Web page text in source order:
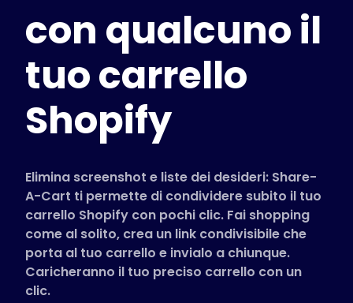
Ottieni Plus+
Accedi
Negozi Supportati
Italiano (Italian)
con qualcuno il
tuo carrello
Shopify
Elimina screenshot e liste dei desideri: Share-
A-Cart ti permette di condividere subito il tuo
carrello Shopify con pochi clic. Fai shopping
come al solito, crea un link condivisibile che
porta al tuo carrello e invialo a chiunque.
Caricheranno il tuo preciso carrello con un
clic.